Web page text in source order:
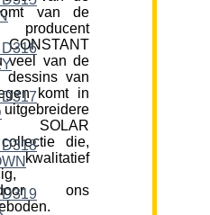
van de
veel van de
dessins van
komt in
SOLAR
die,
ons